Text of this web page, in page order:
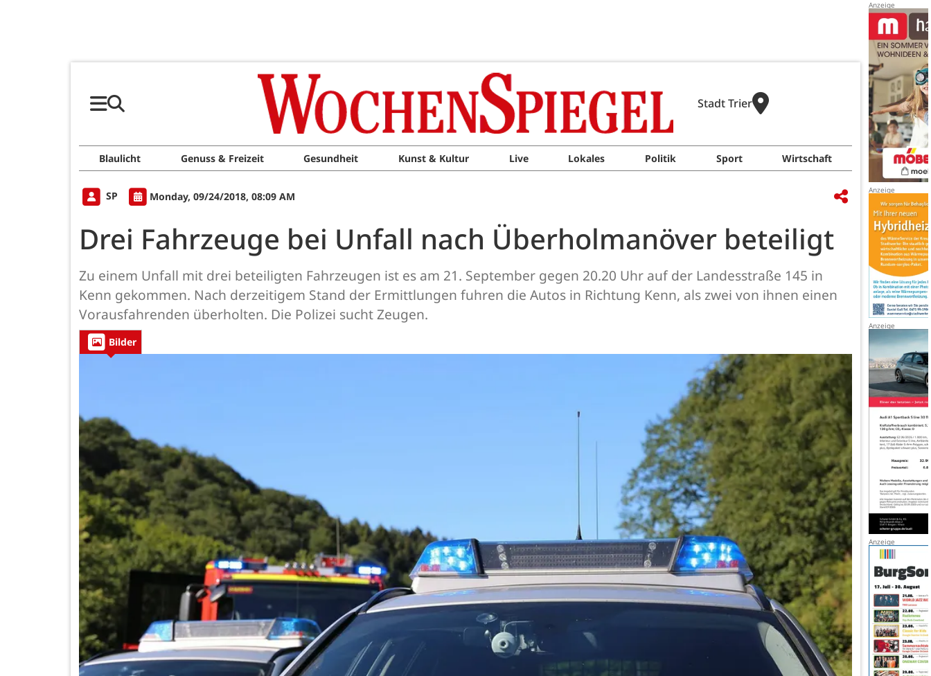
Stadt Trier
Blaulicht Genuss & Freizeit Gesundheit Kunst & Kultur Live Lokales Politik Sport Wirtschaft
SP Monday, 09/24/2018, 08:09 AM
Drei Fahrzeuge bei Unfall nach Überholmanöver beteiligt
Zu einem Unfall mit drei beteiligten Fahrzeugen ist es am 21. September gegen 20.20 Uhr auf der Landesstraße 145 in
Kenn gekommen. Nach derzeitigem Stand der Ermittlungen fuhren die Autos in Richtung Kenn, als zwei von ihnen einen
Vorausfahrenden überholten. Die Polizei sucht Zeugen.
Bilder